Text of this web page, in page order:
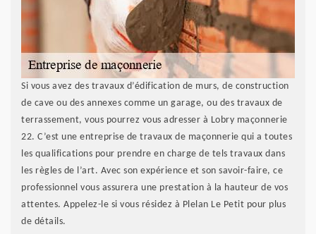
Si vous avez des travaux d’édification de murs, de construction
de cave ou des annexes comme un garage, ou des travaux de
terrassement, vous pourrez vous adresser à Lobry maçonnerie
22. C’est une entreprise de travaux de maçonnerie qui a toutes
les qualifications pour prendre en charge de tels travaux dans
les règles de l’art. Avec son expérience et son savoir-faire, ce
professionnel vous assurera une prestation à la hauteur de vos
attentes. Appelez-le si vous résidez à Plelan Le Petit pour plus
de détails.